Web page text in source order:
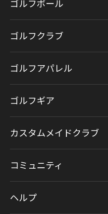
ゴルフボール
ゴルフクラブ
ゴルフアパレル
ゴルフギア
カスタムメイドクラブ
コミュニティ
ヘルプ